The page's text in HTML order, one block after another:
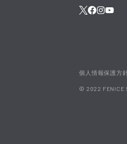
個人情報保護方
© 2022 FENICE